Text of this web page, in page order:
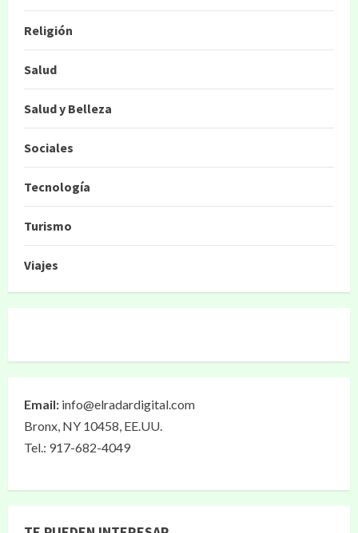
Religión
Salud
Salud y Belleza
Sociales
Tecnología
Turismo
Viajes
Email: info@elradardigital.com
Bronx, NY 10458, EE.UU.
Tel.: 917-682-4049